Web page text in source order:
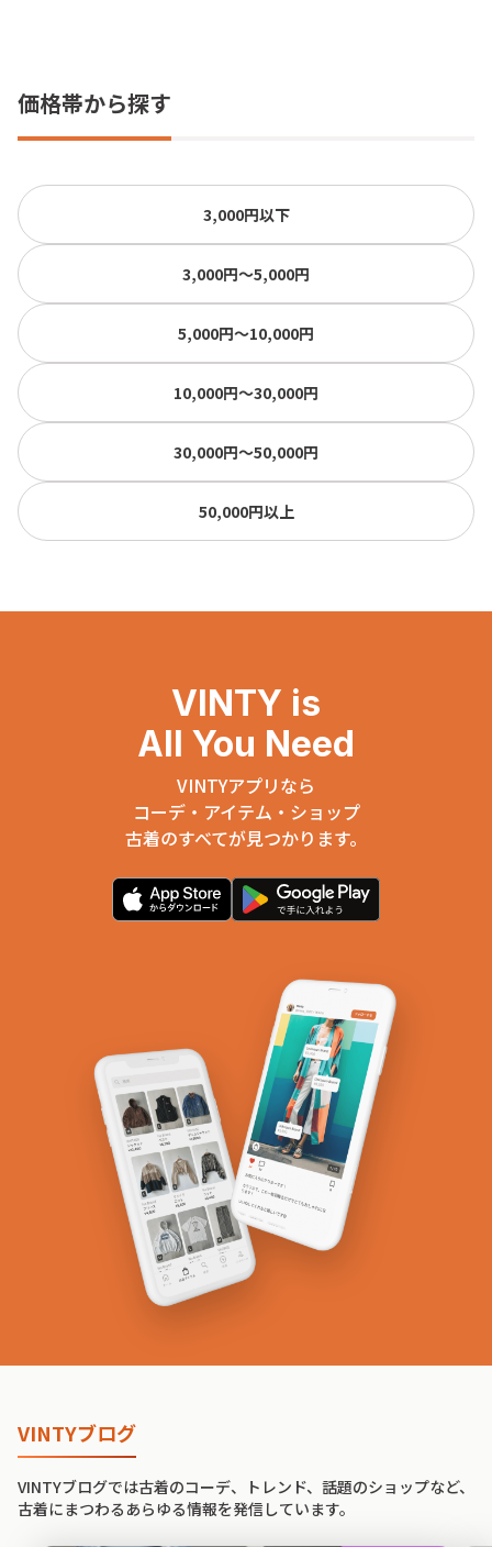
価格帯から探す
3,000円以下
3,000円〜5,000円
5,000円〜10,000円
10,000円〜30,000円
30,000円〜50,000円
50,000円以上
VINTY is
All You Need
VINTYアプリなら
コーデ・アイテム・ショップ
古着のすべてが見つかります。
VINTYブログ
VINTYブログでは古着のコーデ、トレンド、話題のショップなど、
古着にまつわるあらゆる情報を発信しています。